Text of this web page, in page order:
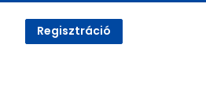
Regisztráció